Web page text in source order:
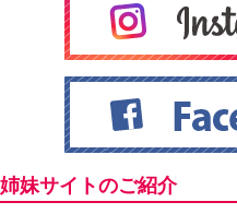
姉妹サイトのご紹介